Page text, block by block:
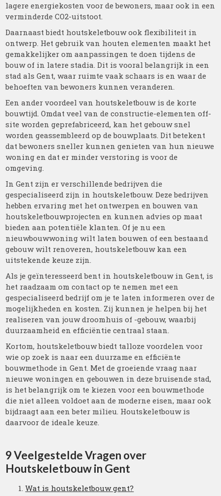
lagere energiekosten voor de bewoners, maar ook in een
verminderde CO2-uitstoot.
Daarnaast biedt houtskeletbouw ook flexibiliteit in
ontwerp. Het gebruik van houten elementen maakt het
gemakkelijker om aanpassingen te doen tijdens de
bouw of in latere stadia. Dit is vooral belangrijk in een
stad als Gent, waar ruimte vaak schaars is en waar de
behoeften van bewoners kunnen veranderen.
Een ander voordeel van houtskeletbouw is de korte
bouwtijd. Omdat veel van de constructie-elementen off-
site worden geprefabriceerd, kan het gebouw snel
worden geassembleerd op de bouwplaats. Dit betekent
dat bewoners sneller kunnen genieten van hun nieuwe
woning en dat er minder verstoring is voor de
omgeving.
In Gent zijn er verschillende bedrijven die
gespecialiseerd zijn in houtskeletbouw. Deze bedrijven
hebben ervaring met het ontwerpen en bouwen van
houtskeletbouwprojecten en kunnen advies op maat
bieden aan potentiële klanten. Of je nu een
nieuwbouwwoning wilt laten bouwen of een bestaand
gebouw wilt renoveren, houtskeletbouw kan een
uitstekende keuze zijn.
Als je geïnteresseerd bent in houtskeletbouw in Gent, is
het raadzaam om contact op te nemen met een
gespecialiseerd bedrijf om je te laten informeren over de
mogelijkheden en kosten. Zij kunnen je helpen bij het
realiseren van jouw droomhuis of -gebouw, waarbij
duurzaamheid en efficiëntie centraal staan.
Kortom, houtskeletbouw biedt talloze voordelen voor
wie op zoek is naar een duurzame en efficiënte
bouwmethode in Gent. Met de groeiende vraag naar
nieuwe woningen en gebouwen in deze bruisende stad,
is het belangrijk om te kiezen voor een bouwmethode
die niet alleen voldoet aan de moderne eisen, maar ook
bijdraagt aan een beter milieu. Houtskeletbouw is
daarvoor de ideale keuze.
9 Veelgestelde Vragen over
Houtskeletbouw in Gent
Wat is houtskeletbouw gent?